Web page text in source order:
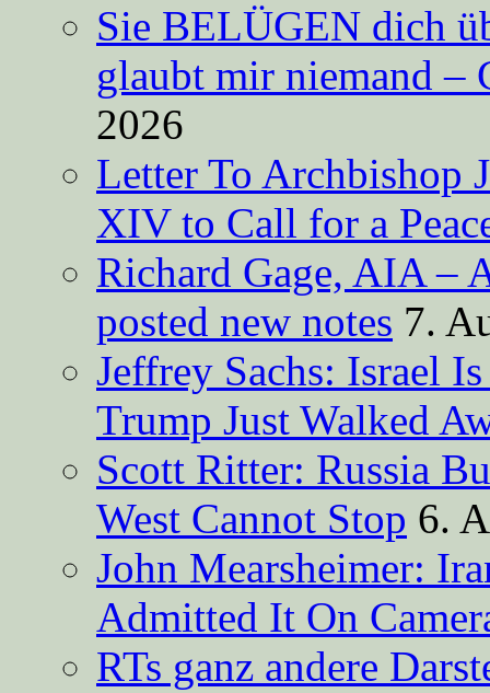
Sie BELÜGEN dich
glaubt mir niemand –
2026
Letter To Archbishop
XIV to Call for a
Richard Gage, AIA –
posted new notes 7.
Jeffrey Sachs: Israel
Trump Just Walked
Scott Ritter: Russia
West Cannot Stop 6.
John Mearsheimer:
Admitted It On
RTs ganz andere